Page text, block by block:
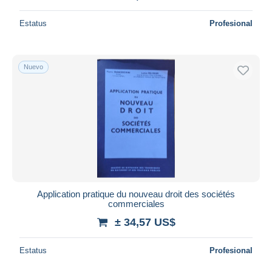
Estatus Profesional
Nuevo
Application pratique du nouveau droit des sociétés
commerciales
± 34,57 US$
Estatus Profesional